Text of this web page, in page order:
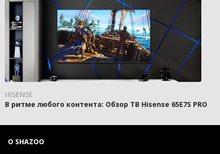
HISENSE
В ритме любого контента: Обзор ТВ Hisense 65E7S PRO
О SHAZOO